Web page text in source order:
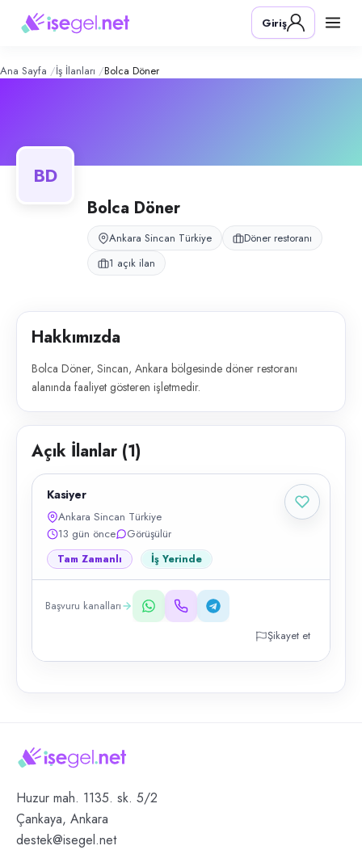
Döner– Şirket Profili
Konum:
Bolca Döner, Sincan, Ankara bölgesinde döner restoranı alanında
Giriş
Ana Sayfa İş İlanları Bolca Döner
BD
Bolca Döner
Ankara Sincan Türkiye
Döner restoranı
1 açık ilan
Hakkımızda
Bolca Döner, Sincan, Ankara bölgesinde döner restoranı
alanında faaliyet gösteren işletmedir.
Açık İlanlar (1)
Kasiyer
Ankara Sincan Türkiye
13 gün önce
Görüşülür
Tam Zamanlı İş Yerinde
Başvuru kanalları
Şikayet et
Huzur mah. 1135. sk. 5/2
Çankaya, Ankara
destek@isegel.net